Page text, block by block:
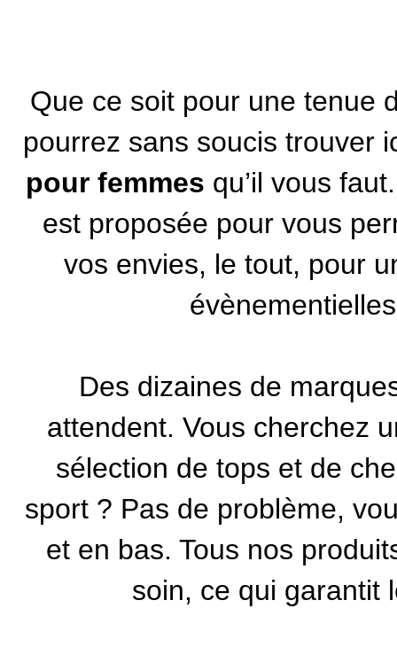
Que ce soit pour une tenue
pourrez sans soucis trouver
pour femmes qu’il vous
est proposée pour vous
vos envies, le tout, pour
évènementielles
Des dizaines de
attendent. Vous cherchez
sélection de tops et de
sport ? Pas de problème,
et en bas. Tous nos
soin, ce qui garantit